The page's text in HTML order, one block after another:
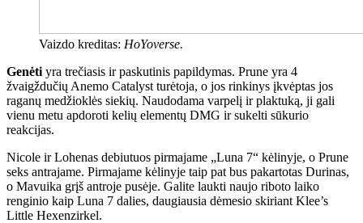
Vaizdo kreditas: HoYoverse.
Genėti yra trečiasis ir paskutinis papildymas. Prune yra 4
žvaigždučių Anemo Catalyst turėtoja, o jos rinkinys įkvėptas jos
raganų medžioklės siekių. Naudodama varpelį ir plaktuką, ji gali
vienu metu apdoroti kelių elementų DMG ir sukelti sūkurio
reakcijas.
Nicole ir Lohenas debiutuos pirmajame „Luna 7“ kėlinyje, o Prune
seks antrajame. Pirmajame kėlinyje taip pat bus pakartotas Durinas,
o Mavuika grįš antroje pusėje. Galite laukti naujo riboto laiko
renginio kaip Luna 7 dalies, daugiausia dėmesio skiriant Klee’s
Little Hexenzirkel.